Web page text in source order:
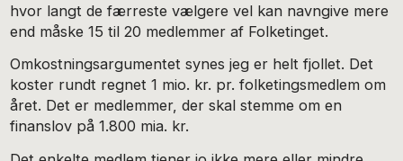
hvor langt de færreste vælgere vel kan navngive mere
end måske 15 til 20 medlemmer af Folketinget.
Omkostningsargumentet synes jeg er helt fjollet. Det
koster rundt regnet 1 mio. kr. pr. folketingsmedlem om
året. Det er medlemmer, der skal stemme om en
finanslov på 1.800 mia. kr.